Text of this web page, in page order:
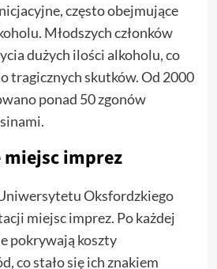
często obejmujące
Młodszych członków
dużych ilości alkoholu, co
tragicznych skutków. Od 2000
ponad 50 zgonów
imprez
Oksfordzkiego
miejsc imprez. Po każdej
pokrywają koszty
co stało się ich znakiem